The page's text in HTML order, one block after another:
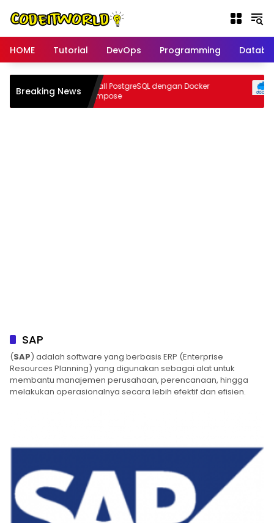
HOME
Tutorial DevOps Programming
Breaking NewsInstall PostgreSQL dengan Docker
Compose
SAP
(SAP) adalah software yang berbasis ERP (Enterprise
Resources Planning) yang digunakan sebagai alat untuk
membantu manajemen perusahaan, perencanaan, hingga
melakukan operasionalnya secara lebih efektif dan efisien.